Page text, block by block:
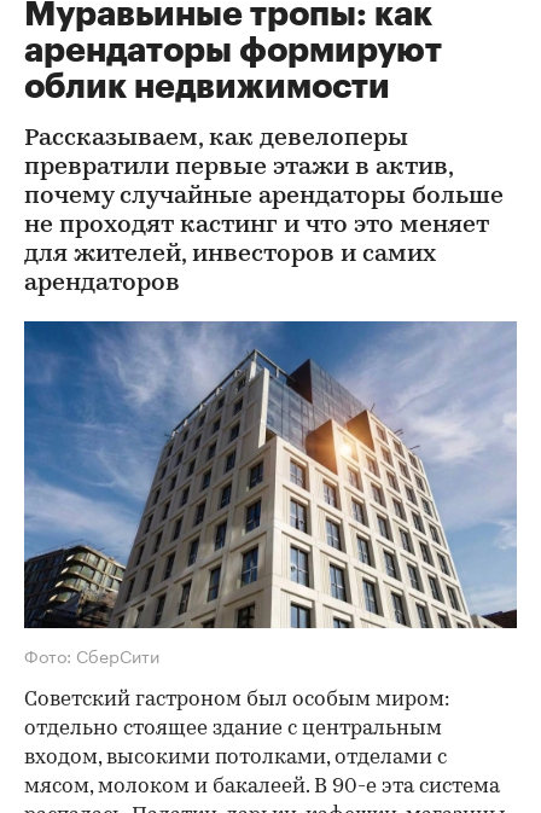
Муравьиные тропы: как
арендаторы формируют
облик недвижимости
Рассказываем, как девелоперы
превратили первые этажи в актив,
почему случайные арендаторы больше
не проходят кастинг и что это меняет
для жителей, инвесторов и самих
арендаторов
Фото: СберСити
Советский гастроном был особым миром:
отдельно стоящее здание с центральным
входом, высокими потолками, отделами с
мясом, молоком и бакалеей. В 90-е эта система